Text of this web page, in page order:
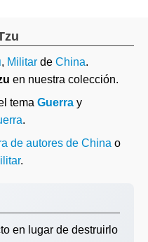
, Militar de China.
en nuestra colección.
tema Guerra y
.
de autores de China o
.
en lugar de destruirlo